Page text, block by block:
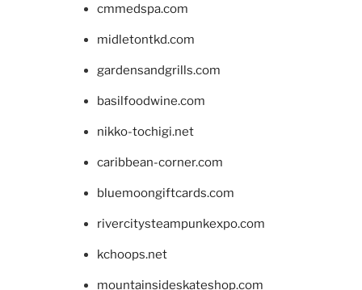
cmmedspa.com
midletontkd.com
gardensandgrills.com
basilfoodwine.com
nikko-tochigi.net
caribbean-corner.com
bluemoongiftcards.com
rivercitysteampunkexpo.com
kchoops.net
mountainsideskateshop.com